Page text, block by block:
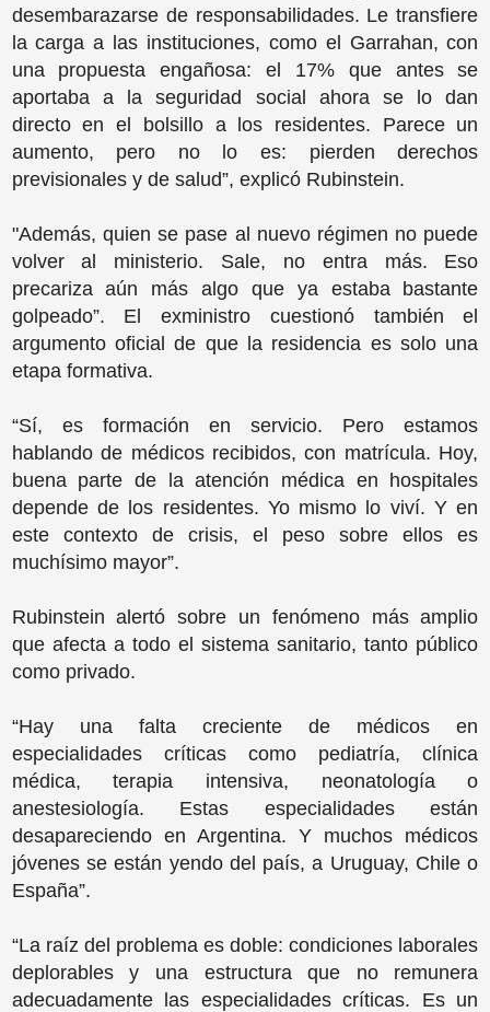
desembarazarse de responsabilidades. Le transfiere
la carga a las instituciones, como el Garrahan, con
una propuesta engañosa: el 17% que antes se
aportaba a la seguridad social ahora se lo dan
directo en el bolsillo a los residentes. Parece un
aumento, pero no lo es: pierden derechos
previsionales y de salud”, explicó Rubinstein.
"Además, quien se pase al nuevo régimen no puede
volver al ministerio. Sale, no entra más. Eso
precariza aún más algo que ya estaba bastante
golpeado”. El exministro cuestionó también el
argumento oficial de que la residencia es solo una
etapa formativa.
“Sí, es formación en servicio. Pero estamos
hablando de médicos recibidos, con matrícula. Hoy,
buena parte de la atención médica en hospitales
depende de los residentes. Yo mismo lo viví. Y en
este contexto de crisis, el peso sobre ellos es
muchísimo mayor”.
Rubinstein alertó sobre un fenómeno más amplio
que afecta a todo el sistema sanitario, tanto público
como privado.
“Hay una falta creciente de médicos en
especialidades críticas como pediatría, clínica
médica, terapia intensiva, neonatología o
anestesiología. Estas especialidades están
desapareciendo en Argentina. Y muchos médicos
jóvenes se están yendo del país, a Uruguay, Chile o
España”.
“La raíz del problema es doble: condiciones laborales
deplorables y una estructura que no remunera
adecuadamente las especialidades críticas. Es un